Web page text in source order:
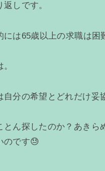
しです。
は65歳以上の求職は困
自分の希望とどれだけ妥
とん探したのか？あきら
のです😓